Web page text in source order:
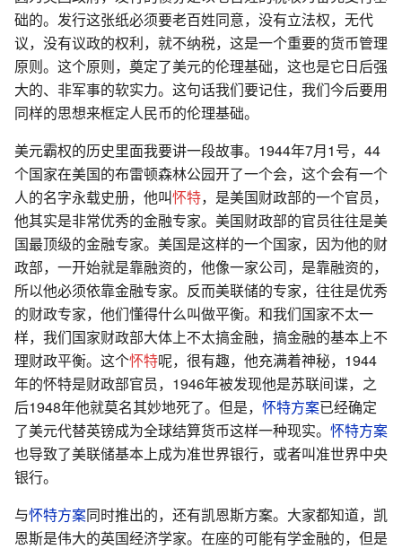
础的。发行这张纸必须要老百姓同意，没有立法权，无代
议，没有议政的权利，就不纳税，这是一个重要的货币管理
原则。这个原则，奠定了美元的伦理基础，这也是它日后强
大的、非军事的软实力。这句话我们要记住，我们今后要用
同样的思想来框定人民币的伦理基础。
美元霸权的历史里面我要讲一段故事。1944年7月1号，44
个国家在美国的布雷顿森林公园开了一个会，这个会有一个
人的名字永载史册，他叫怀特，是美国财政部的一个官员，
他其实是非常优秀的金融专家。美国财政部的官员往往是美
国最顶级的金融专家。美国是这样的一个国家，因为他的财
政部，一开始就是靠融资的，他像一家公司，是靠融资的，
所以他必须依靠金融专家。反而美联储的专家，往往是优秀
的财政专家，他们懂得什么叫做平衡。和我们国家不太一
样，我们国家财政部大体上不太搞金融，搞金融的基本上不
理财政平衡。这个怀特呢，很有趣，他充满着神秘，1944
年的怀特是财政部官员，1946年被发现他是苏联间谍，之
后1948年他就莫名其妙地死了。但是， 怀特方案已经确定
了美元代替英镑成为全球结算货币这样一种现实。 怀特方案
也导致了美联储基本上成为准世界银行，或者叫准世界中央
银行。
与怀特方案同时推出的，还有凯恩斯方案。大家都知道，凯
恩斯是伟大的英国经济学家。在座的可能有学金融的，但是